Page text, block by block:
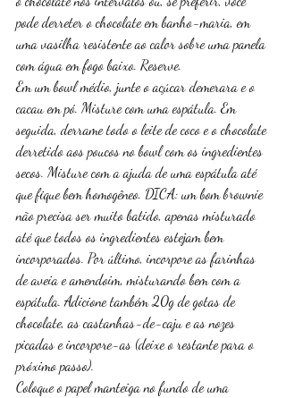
pode derreter o chocolate em banho-maria, em
uma vasilha resistente ao calor sobre uma panela
com água em fogo baixo. Reserve.
Em um bowl médio, junte o açúcar demerara e o
cacau em pó. Misture com uma espátula. Em
seguida, derrame todo o leite de coco e o chocolate
derretido aos poucos no bowl com os ingredientes
secos. Misture com a ajuda de uma espátula até
que fique bem homogêneo. DICA: um bom brownie
não precisa ser muito batido, apenas misturado
até que todos os ingredientes estejam bem
incorporados. Por último, incorpore as farinhas
de aveia e amendoim, misturando bem com a
espátula. Adicione também 20g de gotas de
chocolate, as castanhas-de-caju e as nozes
picadas e incorpore-as (deixe o restante para o
próximo passo).
Coloque o papel manteiga no fundo de uma